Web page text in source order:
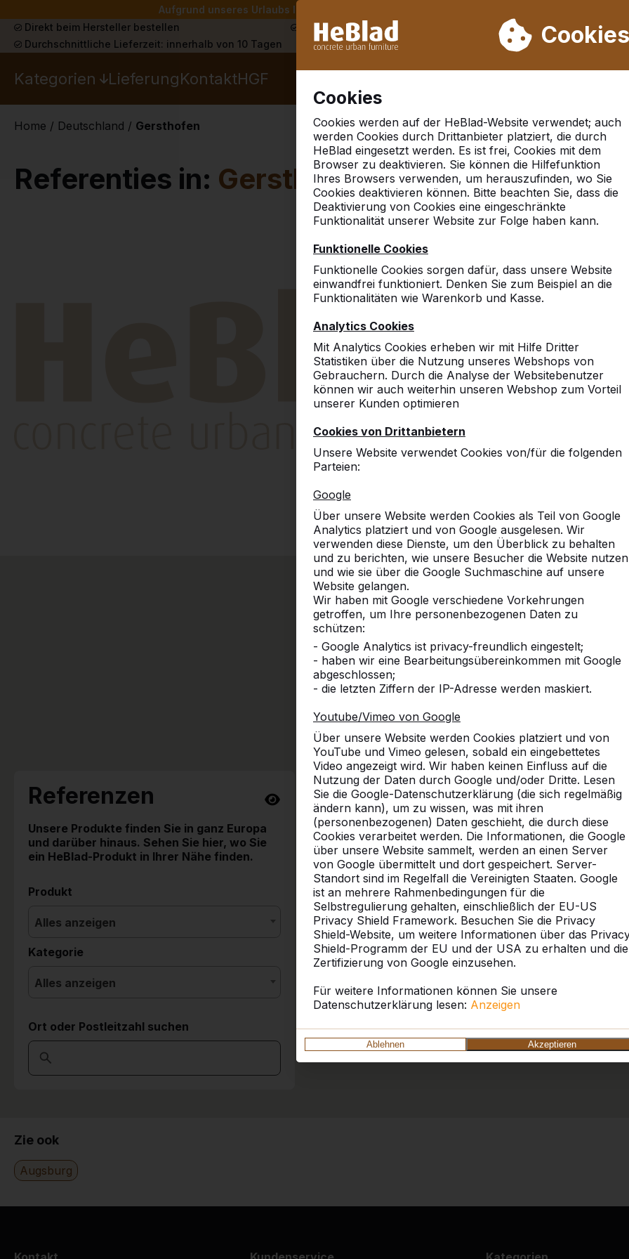
Aufgrund unseres Urlaubs liefern wir von Woche 31 bis Woche 33 nicht. Bitte
Cookies
Cookies
Cookies werden auf der HeBlad-Website verwendet; auch
werden Cookies durch Drittanbieter platziert, die durch
HeBlad eingesetzt werden. Es ist frei, Cookies mit dem
Browser zu deaktivieren. Sie können die Hilfefunktion
Ihres Browsers verwenden, um herauszufinden, wo Sie
Cookies deaktivieren können. Bitte beachten Sie, dass die
Deaktivierung von Cookies eine eingeschränkte
Funktionalität unserer Website zur Folge haben kann.
Funktionelle Cookies
Funktionelle Cookies sorgen dafür, dass unsere Website
einwandfrei funktioniert. Denken Sie zum Beispiel an die
Funktionalitäten wie Warenkorb und Kasse.
Analytics Cookies
Mit Analytics Cookies erheben wir mit Hilfe Dritter
Statistiken über die Nutzung unseres Webshops von
Gebrauchern. Durch die Analyse der Websitebenutzer
können wir auch weiterhin unseren Webshop zum Vorteil
unserer Kunden optimieren
Cookies von Drittanbietern
Unsere Website verwendet Cookies von/für die folgenden
Parteien:
Google
Über unsere Website werden Cookies als Teil von Google
Analytics platziert und von Google ausgelesen. Wir
verwenden diese Dienste, um den Überblick zu behalten
und zu berichten, wie unsere Besucher die Website nutzen
und wie sie über die Google Suchmaschine auf unsere
Website gelangen.
Wir haben mit Google verschiedene Vorkehrungen
getroffen, um Ihre personenbezogenen Daten zu
schützen:
- Google Analytics ist privacy-freundlich eingestelt;
- haben wir eine Bearbeitungsübereinkommen mit Google
abgeschlossen;
- die letzten Ziffern der IP-Adresse werden maskiert.
Youtube/Vimeo von Google
Über unsere Website werden Cookies platziert und von
YouTube und Vimeo gelesen, sobald ein eingebettetes
Video angezeigt wird. Wir haben keinen Einfluss auf die
Nutzung der Daten durch Google und/oder Dritte. Lesen
Sie die Google-Datenschutzerklärung (die sich regelmäßig
ändern kann), um zu wissen, was mit ihren
(personenbezogenen) Daten geschieht, die durch diese
Cookies verarbeitet werden. Die Informationen, die Google
über unsere Website sammelt, werden an einen Server
von Google übermittelt und dort gespeichert. Server-
Standort sind im Regelfall die Vereinigten Staaten. Google
ist an mehrere Rahmenbedingungen für die
Selbstregulierung gehalten, einschließlich der EU-US
Privacy Shield Framework. Besuchen Sie die Privacy
Shield-Website, um weitere Informationen über das
Shield-Programm der EU und der USA zu erhalten und die
Zertifizierung von Google einzusehen.
Für weitere Informationen können Sie unsere
Datenschutzerklärung lesen: Anzeigen
Ablehnen Akzeptieren
Direkt beim Hersteller bestellen
Schon mehr als 30.000 Produkten verkauft
Durchschnittliche Lieferzeit: innerhalb von 10 Tagen
Kategorien LieferungKontaktHGF
Home / Deutschland / Gersthofen
Referenties in: Gersthofen
erworben.
Ich und auch unser
die beste ist.
Referenzen
Unsere Produkte finden Sie in ganz Europa
und darüber hinaus. Sehen Sie hier, wo Sie
ein HeBlad-Produkt in Ihrer Nähe finden.
Produkt
Alles anzeigen
Kategorie
Alles anzeigen
Ort oder Postleitzahl suchen
Zie ook
Augsburg